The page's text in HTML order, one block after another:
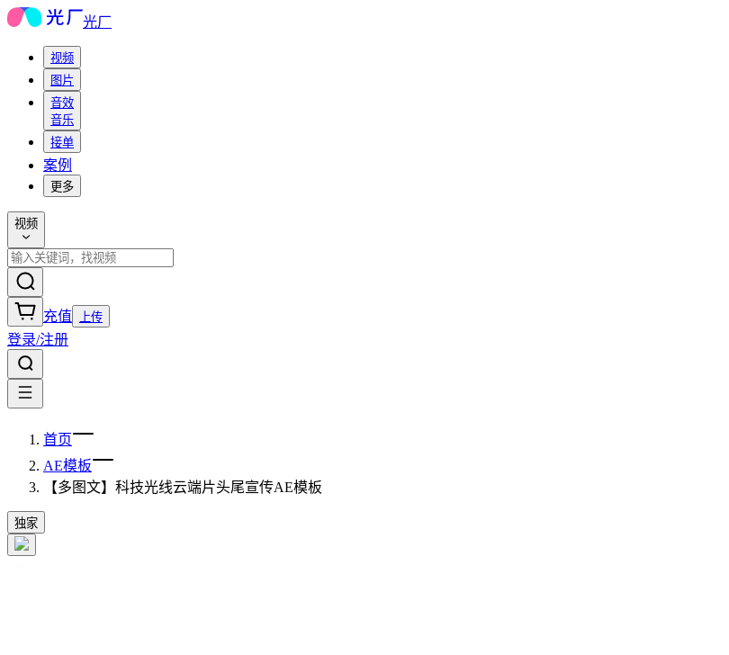
光厂
视频
图片
音效
音乐
接单
案例
更多
视频
充值 上传
登录/注册
首页
AE模板
【多图文】科技光线云端片头尾宣传AE模板
独家